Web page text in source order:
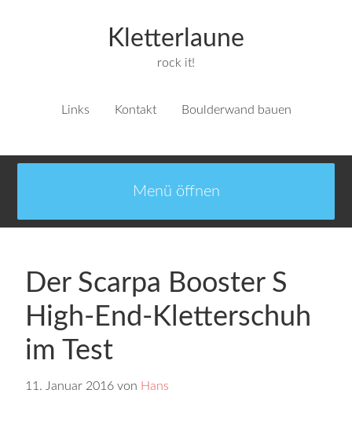
Kletterlaune
rock it!
Links Kontakt Boulderwand bauen
Der Scarpa Booster S
High-End-Kletterschuh
im Test
11. Januar 2016 von Hans